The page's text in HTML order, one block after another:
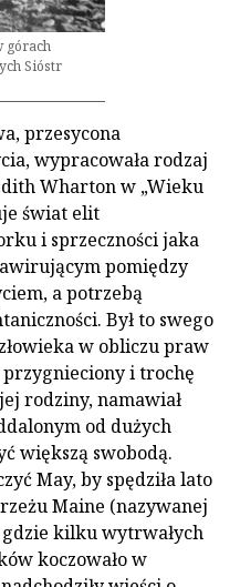
górach
Sióstr
przesycona
wypracowała rodzaj
Wharton w „Wieku
świat elit
i sprzeczności jaka
pomiędzy
a potrzebą
Był to swego
w obliczu praw
przygnieciony i trochę
rodziny, namawiał
od dużych
większą swobodą.
May, by spędziła lato
Maine (nazywanej
gdzie kilku wytrwałych
koczowało w